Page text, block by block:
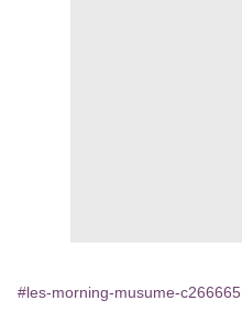
#les-morning-musume-c266665